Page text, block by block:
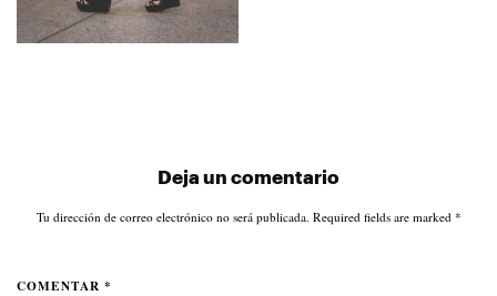
Deja un comentario
Tu dirección de correo electrónico no será publicada. Required fields are marked *
COMENTAR *